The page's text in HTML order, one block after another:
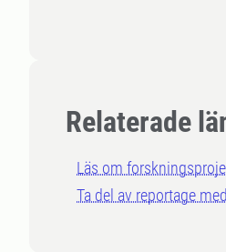
Relaterade
Läs om
Ta del av reportage